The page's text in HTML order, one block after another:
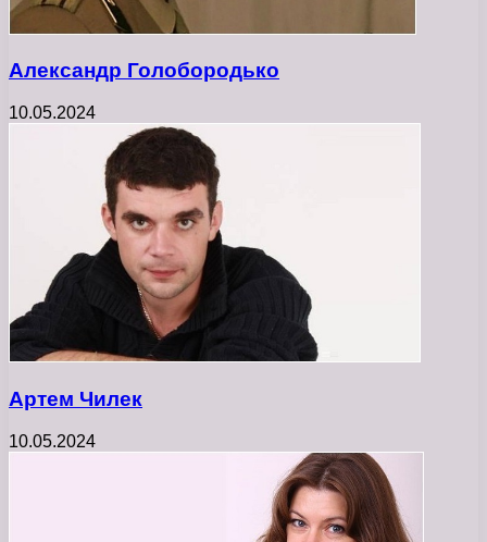
Александр Голобородько
10.05.2024
Артем Чилек
10.05.2024